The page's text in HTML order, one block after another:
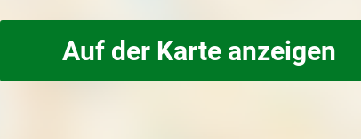
Auf der Karte anzeigen